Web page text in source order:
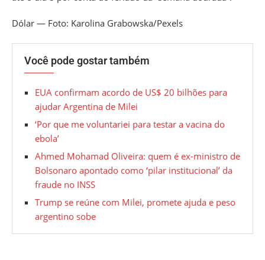
Dólar — Foto: Karolina Grabowska/Pexels
Você pode gostar também
EUA confirmam acordo de US$ 20 bilhões para
ajudar Argentina de Milei
‘Por que me voluntariei para testar a vacina do
ebola’
Ahmed Mohamad Oliveira: quem é ex-ministro de
Bolsonaro apontado como ‘pilar institucional’ da
fraude no INSS
Trump se reúne com Milei, promete ajuda e peso
argentino sobe